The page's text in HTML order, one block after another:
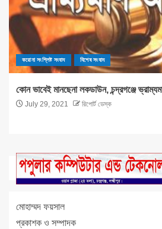
করোনা সংশ্লিষ্ট সংবাদ বিশেষ সংবাদ
কোন ভাবেই মানছেনা লকডাউন, চন্দ্রগঞ্জে
July 29, 2021 রিপোর্ট ডেস্ক
মোহাম্মদ ফয়সাল
প্রকাশক ও সম্পাদক